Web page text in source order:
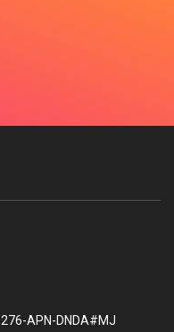
APN-DNDA#MJ